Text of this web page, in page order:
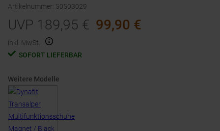
Artikelnummer: 50503029
UVP 189,95 € 99,90 €
inkl. MwSt.
SOFORT LIEFERBAR
Weitere Modelle